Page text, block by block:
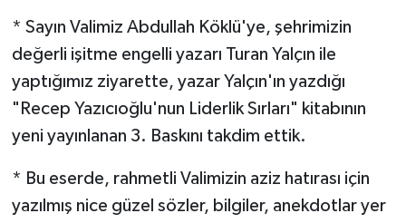
* Sayın Valimiz Abdullah Köklü'ye, şehrimizin
değerli işitme engelli yazarı Turan Yalçın ile
yaptığımız ziyarette, yazar Yalçın'ın yazdığı
"Recep Yazıcıoğlu'nun Liderlik Sırları" kitabının
yeni yayınlanan 3. Baskını takdim ettik.
* Bu eserde, rahmetli Valimizin aziz hatırası için
yazılmış nice güzel sözler, bilgiler, anekdotlar yer